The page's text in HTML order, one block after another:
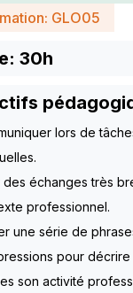
GLO05
30h
lors de
des échanges très
professionnel.
une série de
pour
son activité